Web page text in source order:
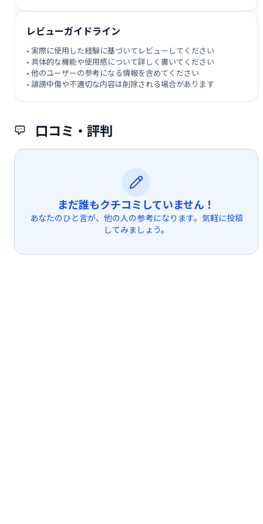
口コミ・評判
まだ誰もクチコミしていません！
あなたのひと言が、他の人の参考になります。気軽に投稿
してみましょう。
レビューガイドライン
• 実際に使用した経験に基づいてレビューしてください
• 具体的な機能や使用感について詳しく書いてください
• 他のユーザーの参考になる情報を含めてください
• 誹謗中傷や不適切な内容は削除される場合があります